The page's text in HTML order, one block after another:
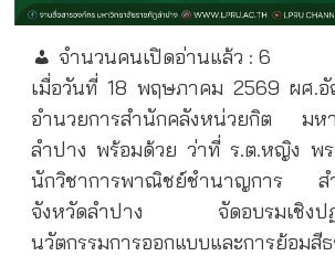
จำนวนคนเปิดอ่านแล้ว : 6
เมื่อวันที่ 18 พฤษภาคม 2569 ผศ.
อำนวยการสำนักคลังหน่วยกิต มห
ลำปาง พร้อมด้วย ว่าที่ ร.ต.หญิง พ
นักวิชาการพาณิชย์ชำนาญการ ส
จังหวัดลำปาง จัดอบรมเชิงปฏ
นวัตกรรมการออกแบบและการย้อมสี